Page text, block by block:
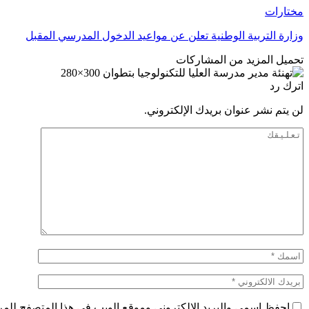
مختارات
وزارة التربية الوطنية تعلن عن مواعيد الدخول المدرسي المقبل
تحميل المزيد من المشاركات
اترك رد
لن يتم نشر عنوان بريدك الإلكتروني.